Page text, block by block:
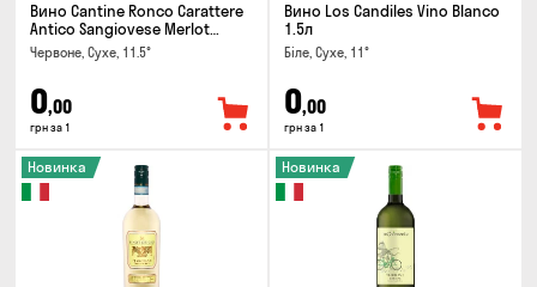
Вино Cantine Ronco Carattere
Antico Sangiovese Merlot
Rubicone IGT 1л
Червоне, Сухе, 11.5°
0,00
грн за 1
Вино Los Candiles Vino Blanco
1.5л
Біле, Сухе, 11°
0,00
грн за 1
Новинка Новинка